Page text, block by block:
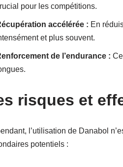
pour les compétitions.
accélérée : En
et plus souvent.
de l’endurance :
risques et
l’utilisation de Danabol
potentiels :